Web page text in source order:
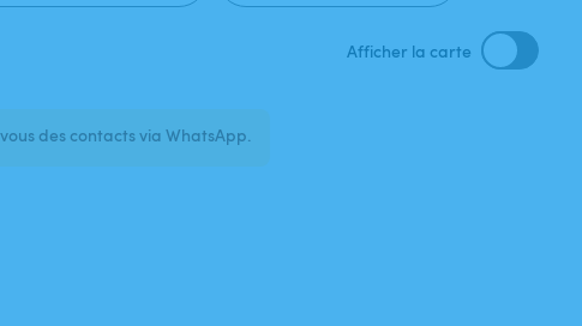
Afficher la carte
des contacts via WhatsApp.